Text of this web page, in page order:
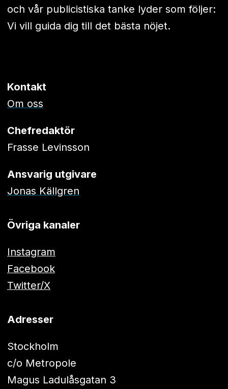
och vår publicistiska tanke lyder som följer:
Vi vill guida dig till det bästa nöjet.
Kontakt
Om oss
Chefredaktör
Frasse Levinsson
Ansvarig utgivare
Jonas Källgren
Övriga kanaler
Instagram
Facebook
Twitter/X
Adresser
Stockholm
c/o Metropole
Magus Ladulåsgatan 3